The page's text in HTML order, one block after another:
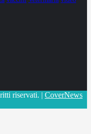
riservati. | CoverNews